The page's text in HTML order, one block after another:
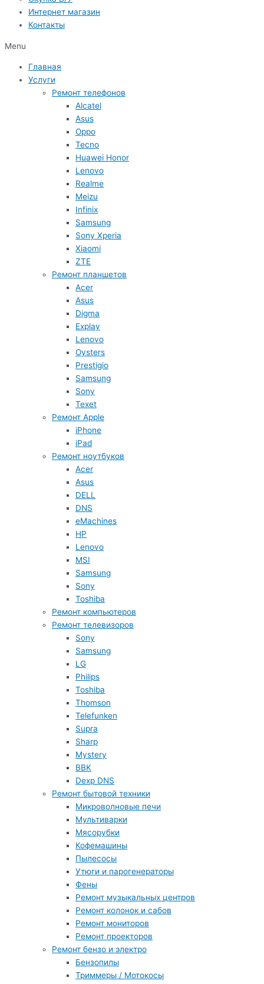
Интернет магазин
Контакты
Menu
Главная
Услуги
Ремонт телефонов
Alcatel
Asus
Oppo
Tecno
Huawei Honor
Lenovo
Realme
Meizu
Infinix
Samsung
Sony Xperia
Xiaomi
ZTE
Ремонт планшетов
Acer
Asus
Digma
Explay
Lenovo
Oysters
Prestigio
Samsung
Sony
Texet
Ремонт Apple
iPhone
iPad
Ремонт ноутбуков
Acer
Asus
DELL
DNS
eMachines
HP
Lenovo
MSI
Samsung
Sony
Toshiba
Ремонт компьютеров
Ремонт телевизоров
Sony
Samsung
LG
Philips
Toshiba
Thomson
Telefunken
Supra
Sharp
Mystery
BBK
Dexp DNS
Ремонт бытовой техники
Микроволновые печи
Мультиварки
Мясорубки
Кофемашины
Пылесосы
Утюги и парогенераторы
Фены
Ремонт музыкальных центров
Ремонт колонок и сабов
Ремонт мониторов
Ремонт проекторов
Ремонт бензо и электро
Бензопилы
Триммеры / Мотокосы